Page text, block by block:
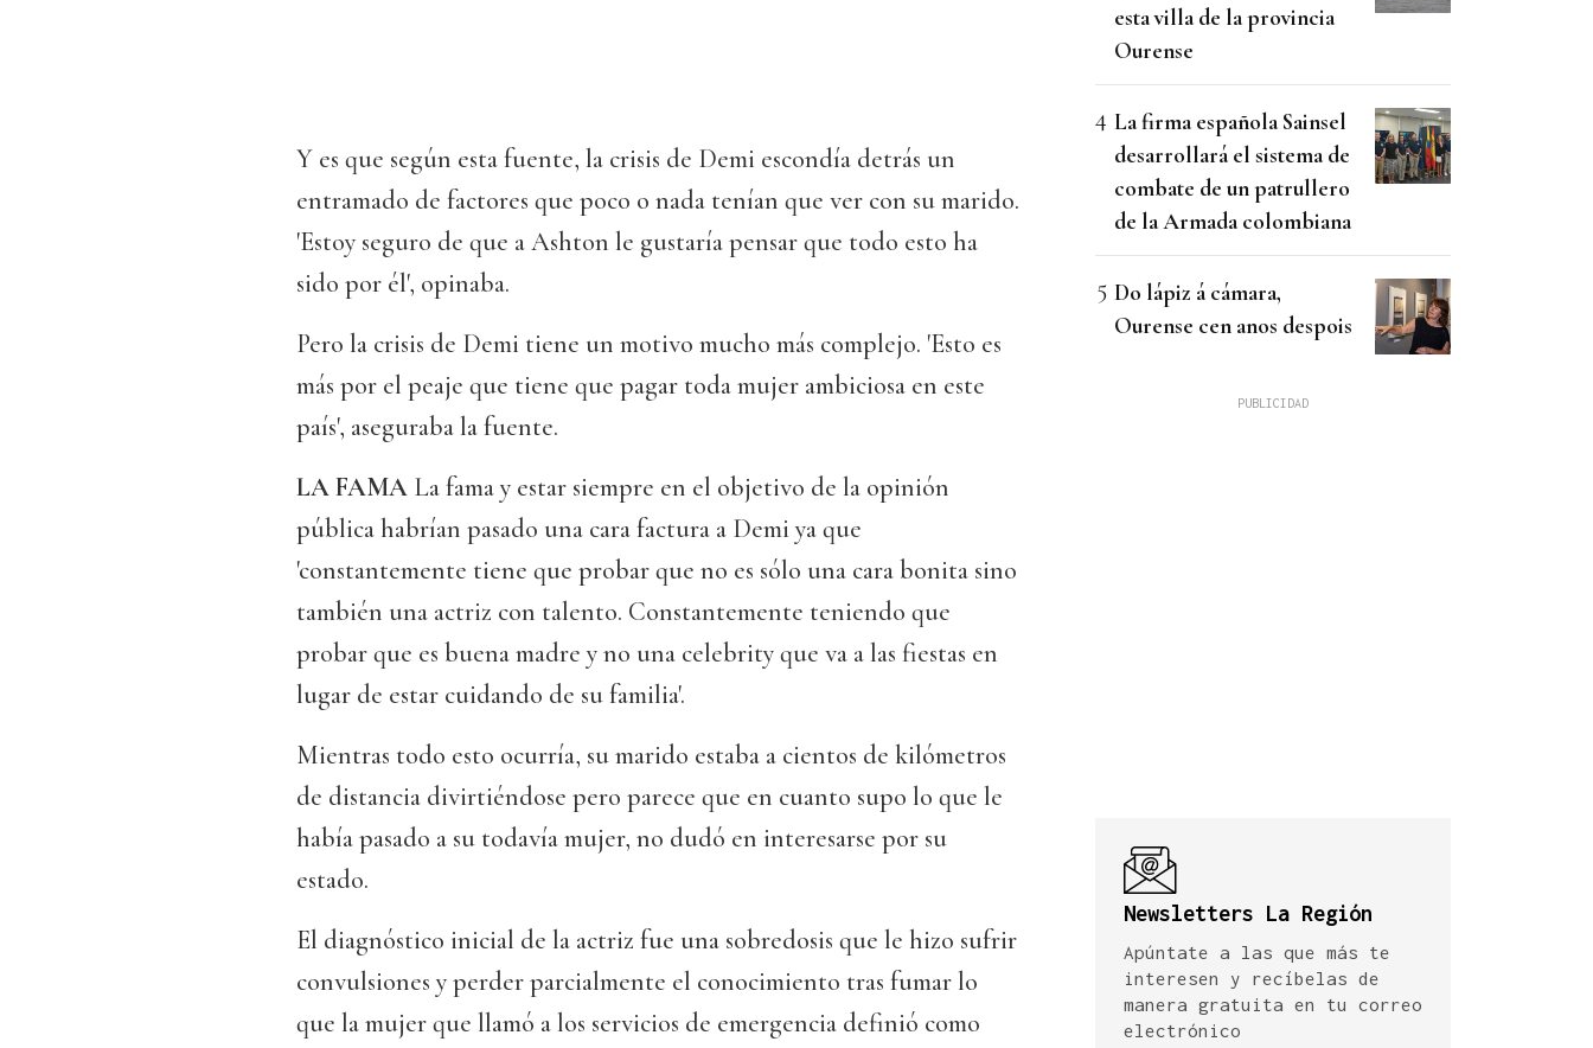
Y es que según esta fuente, la crisis de Demi escondía detrás un
entramado de factores que poco o nada tenían que ver con su marido.
'Estoy seguro de que a Ashton le gustaría pensar que todo esto ha
sido por él', opinaba.
Pero la crisis de Demi tiene un motivo mucho más complejo. 'Esto es
más por el peaje que tiene que pagar toda mujer ambiciosa en este
país', aseguraba la fuente.
LA FAMA La fama y estar siempre en el objetivo de la opinión
pública habrían pasado una cara factura a Demi ya que
'constantemente tiene que probar que no es sólo una cara bonita sino
también una actriz con talento. Constantemente teniendo que
probar que es buena madre y no una celebrity que va a las fiestas en
lugar de estar cuidando de su familia'.
Mientras todo esto ocurría, su marido estaba a cientos de kilómetros
de distancia divirtiéndose pero parece que en cuanto supo lo que le
había pasado a su todavía mujer, no dudó en interesarse por su
estado.
El diagnóstico inicial de la actriz fue una sobredosis que le hizo sufrir
convulsiones y perder parcialmente el conocimiento tras fumar lo
que la mujer que llamó a los servicios de emergencia definió como
esta villa de la provincia
Ourense
La firma española Sainsel
desarrollará el sistema de
combate de un patrullero
de la Armada colombiana
Do lápiz á cámara,
Ourense cen anos despois
Newsletters La Región
Apúntate a las que más te
interesen y recíbelas de
manera gratuita en tu correo
electrónico